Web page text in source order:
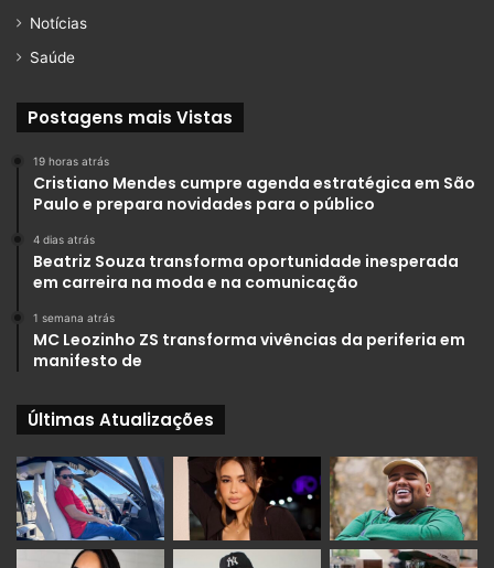
Notícias
Saúde
Postagens mais Vistas
19 horas atrás
Cristiano Mendes cumpre agenda estratégica em São
Paulo e prepara novidades para o público
4 dias atrás
Beatriz Souza transforma oportunidade inesperada
em carreira na moda e na comunicação
1 semana atrás
MC Leozinho ZS transforma vivências da periferia em
manifesto de
Últimas Atualizações